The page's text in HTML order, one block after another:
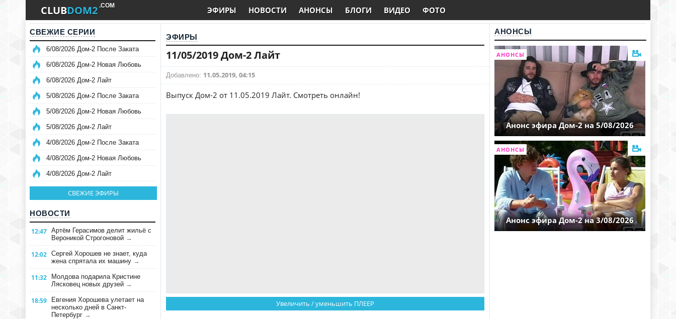
CLUBDOM2 .COM ЭФИРЫ НОВОСТИ АНОНСЫ БЛОГИ ВИДЕО ФОТО
СВЕЖИЕ СЕРИИ
6/08/2026 Дом-2 После Заката
6/08/2026 Дом-2 Новая Любовь
6/08/2026 Дом-2 Лайт
5/08/2026 Дом-2 После Заката
5/08/2026 Дом-2 Новая Любовь
5/08/2026 Дом-2 Лайт
4/08/2026 Дом-2 После Заката
4/08/2026 Дом-2 Новая Любовь
4/08/2026 Дом-2 Лайт
СВЕЖИЕ ЭФИРЫ
НОВОСТИ
12:47 Артём Герасимов делит жильё с
Вероникой Строгоновой →
12:02 Сергей Хорошев не знает, куда
жена спрятала их машину →
11:32
Молдова подарила Кристине
Лясковец новых друзей →
18:59
Евгения Хорошева улетает на
несколько дней в Санкт-
Петербург →
ЭФИРЫ
11/05/2019 Дом-2 Лайт
Добавлено: 11.05.2019, 04:15
Выпуск Дом-2 от 11.05.2019 Лайт. Смотреть онлайн!
Увеличить / уменьшить ПЛЕЕР
АНОНСЫ
АНОНСЫ
Анонс эфира Дом-2 на 5/08/2026
АНОНСЫ
Анонс эфира Дом-2 на 3/08/2026